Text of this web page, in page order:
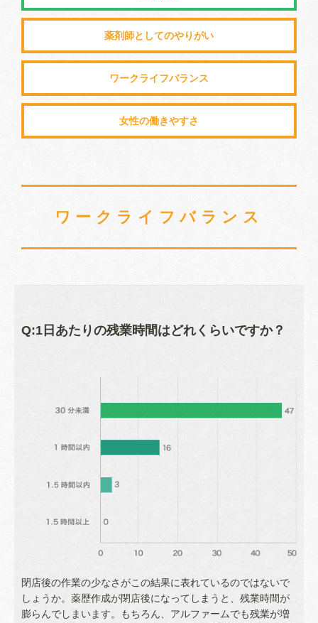
ワークライフバランス
Q:1日あたりの残業時間はどれくらいですか？
閉店後の作業の少なさがこの結果に表れているのではないで
しょうか。薬歴作成が閉店後になってしまうと、残業時間が
膨らんでしまいます。もちろん、アルファームでも残業が増